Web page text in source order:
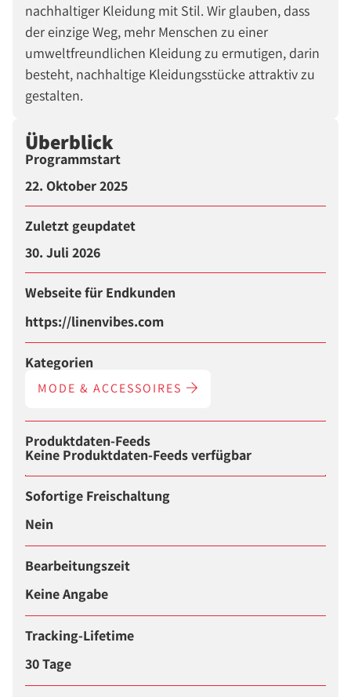
nachhaltiger Kleidung mit Stil. Wir glauben, dass
der einzige Weg, mehr Menschen zu einer
umweltfreundlichen Kleidung zu ermutigen, darin
besteht, nachhaltige Kleidungsstücke attraktiv zu
gestalten.
Überblick
Programmstart
22. Oktober 2025
Zuletzt geupdatet
30. Juli 2026
Webseite für Endkunden
https://linenvibes.com
Kategorien
MODE & ACCESSOIRES
Produktdaten-Feeds
Keine Produktdaten-Feeds verfügbar
Sofortige Freischaltung
Nein
Bearbeitungszeit
Keine Angabe
Tracking-Lifetime
30 Tage